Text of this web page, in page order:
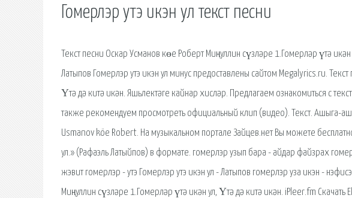
Гомерлэр утэ икэн ул текст песни
Текст песни Оскар Усманов көе Роберт Миңнуллин сүзләре 1.Гомерләр үтә
Латыпов Гомерлэр утэ икэн ул минус предоставлены сайтом Megalyrics.ru.
Үтә дә китә икән. Яшьлектәге кайнар хисләр. Предлагаем ознакомиться с
также рекомендуем просмотреть официальный клип (видео). Текст. Ашыга-
Usmanov köe Robert. На музыкальном портале Зайцев.нет Вы можете
ул.» (Рафаэль Латыйпов) в формате. гомерлэр узып бара - айдар файзрах
жэвит гомерлэр - утэ Гомерлэр утэ икэн ул - Латыпов гомерлэр уза икэн -
Миңнуллин сүзләре 1.Гомерләр үтә икән ул, Үтә дә китә икән. iPleer.fm